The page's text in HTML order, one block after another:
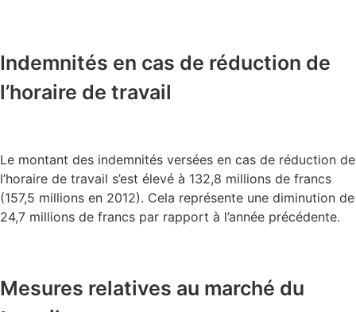
Indemnités en cas de réduction de
l’horaire de travail
Le montant des indemnités versées en cas de réduction de
l’horaire de travail s’est élevé à 132,8 millions de francs
(157,5 millions en 2012). Cela représente une diminution de
24,7 millions de francs par rapport à l’année précédente.
Mesures relatives au marché du